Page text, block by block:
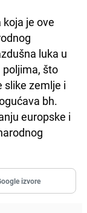
je ove
luka u
što
slike zemlje i
bh.
europske i
izvore